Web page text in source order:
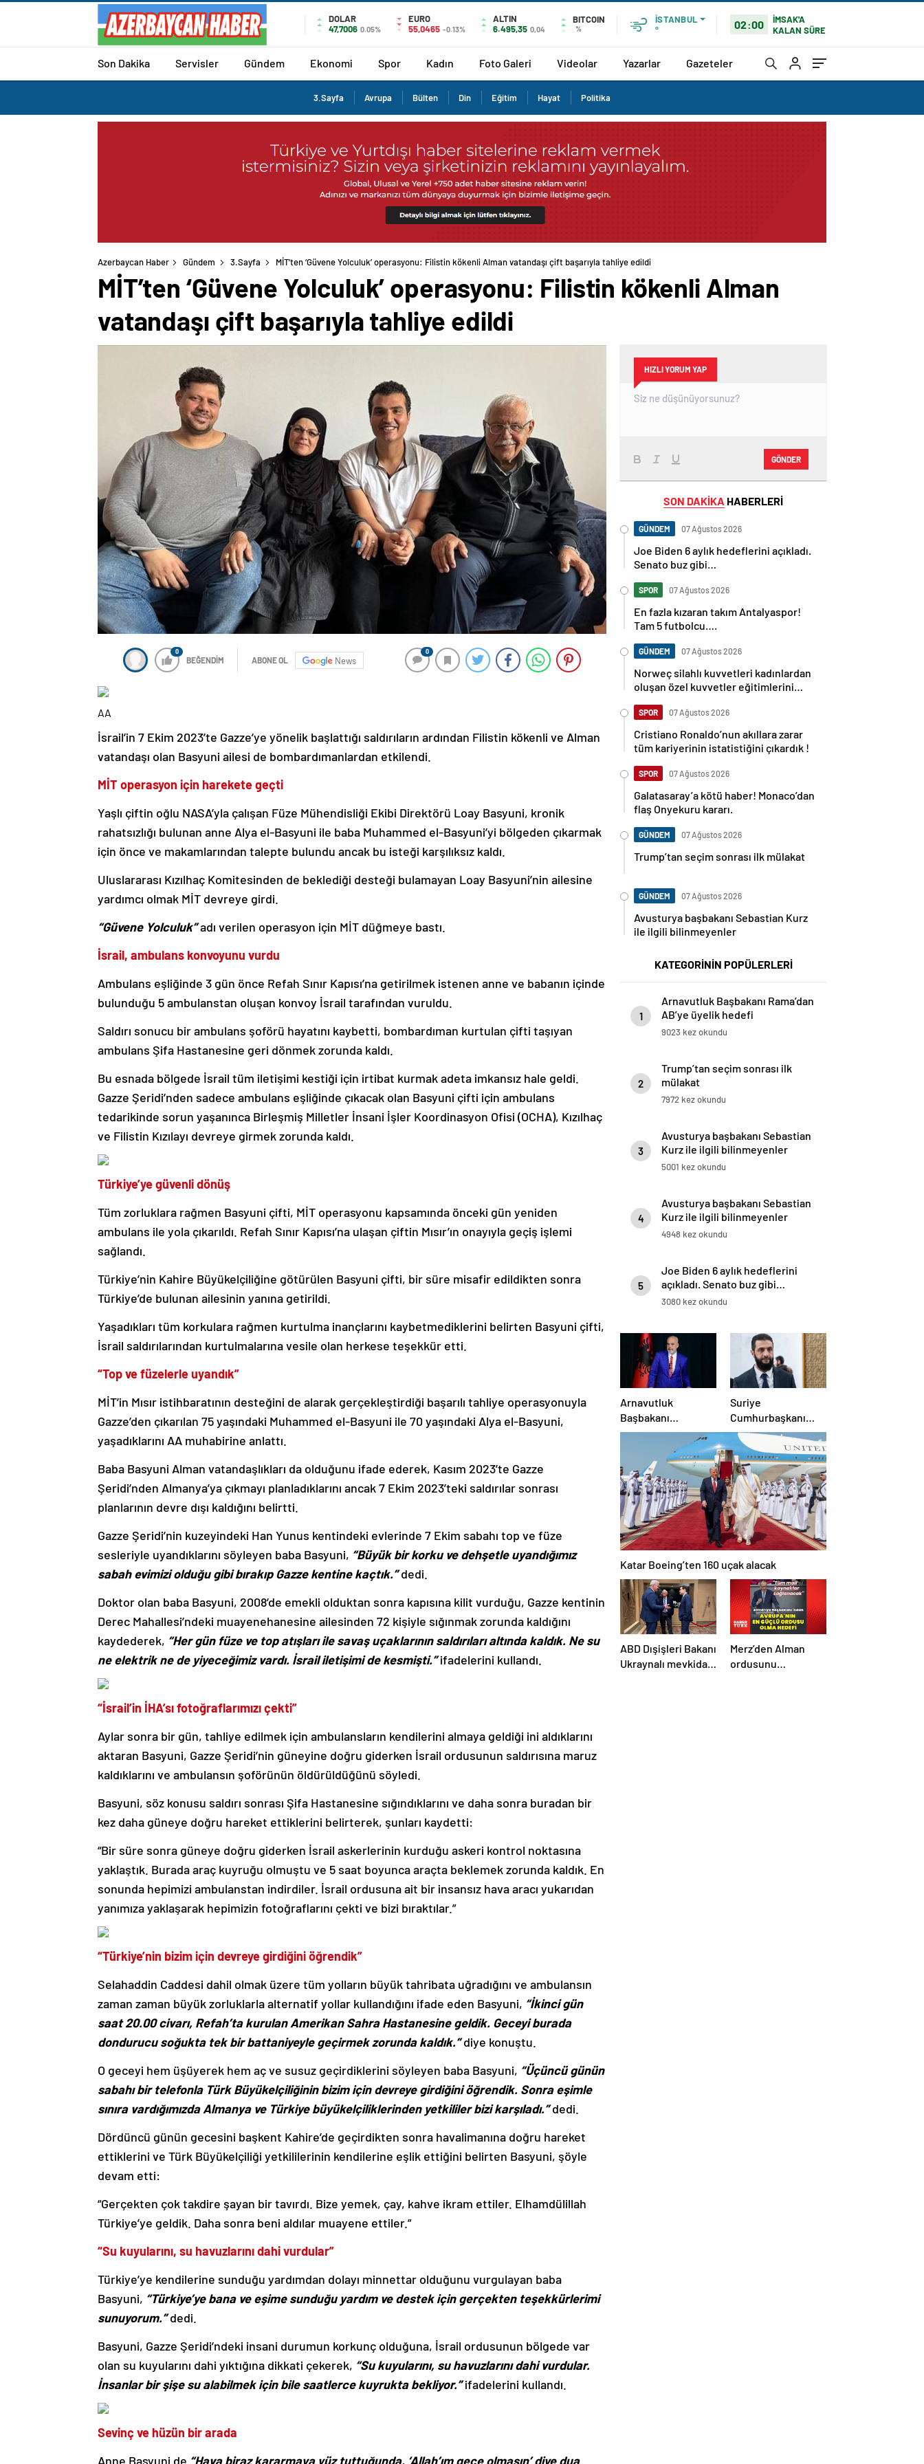
DOLAR
47,7006 0.05%
EURO
55,0465 -0.13%
ALTIN
6.495,35 0,04
BITCOIN
%
İSTANBUL
°
02:00
İMSAK'A
KALAN SÜRE
Son Dakika Servisler Gündem Ekonomi Spor Kadın Foto Galeri Videolar Yazarlar Gazeteler
3.Sayfa Avrupa Bülten Din Eğitim Hayat Politika
Azerbaycan Haber Gündem 3.Sayfa MİT’ten ‘Güvene Yolculuk’ operasyonu: Filistin kökenli Alman vatandaşı çift başarıyla tahliye edildi
MİT’ten ‘Güvene Yolculuk’ operasyonu: Filistin kökenli Alman
vatandaşı çift başarıyla tahliye edildi
0
BEĞENDİM ABONE OL News
0
AA
İsrail’in 7 Ekim 2023’te Gazze’ye yönelik başlattığı saldırıların ardından Filistin kökenli ve Alman
vatandaşı olan Basyuni ailesi de bombardımanlardan etkilendi.
MİT operasyon için harekete geçti
Yaşlı çiftin oğlu NASA’yla çalışan Füze Mühendisliği Ekibi Direktörü Loay Basyuni, kronik
rahatsızlığı bulunan anne Alya el-Basyuni ile baba Muhammed el-Basyuni’yi bölgeden çıkarmak
için önce ve makamlarından talepte bulundu ancak bu isteği karşılıksız kaldı.
Uluslararası Kızılhaç Komitesinden de beklediği desteği bulamayan Loay Basyuni’nin ailesine
yardımcı olmak MİT devreye girdi.
“Güvene Yolculuk”adı verilen operasyon için MİT düğmeye bastı.
İsrail, ambulans konvoyunu vurdu
Ambulans eşliğinde 3 gün önce Refah Sınır Kapısı’na getirilmek istenen anne ve babanın içinde
bulunduğu 5 ambulanstan oluşan konvoy İsrail tarafından vuruldu.
Saldırı sonucu bir ambulans şoförü hayatını kaybetti, bombardıman kurtulan çifti taşıyan
ambulans Şifa Hastanesine geri dönmek zorunda kaldı.
Bu esnada bölgede İsrail tüm iletişimi kestiği için irtibat kurmak adeta imkansız hale geldi.
Gazze Şeridi’nden sadece ambulans eşliğinde çıkacak olan Basyuni çifti için ambulans
tedarikinde sorun yaşanınca Birleşmiş Milletler İnsani İşler Koordinasyon Ofisi (OCHA), Kızılhaç
ve Filistin Kızılayı devreye girmek zorunda kaldı.
Türkiye’ye güvenli dönüş
Tüm zorluklara rağmen Basyuni çifti, MİT operasyonu kapsamında önceki gün yeniden
ambulans ile yola çıkarıldı. Refah Sınır Kapısı’na ulaşan çiftin Mısır’ın onayıyla geçiş işlemi
sağlandı.
Türkiye’nin Kahire Büyükelçiliğine götürülen Basyuni çifti, bir süre misafir edildikten sonra
Türkiye’de bulunan ailesinin yanına getirildi.
Yaşadıkları tüm korkulara rağmen kurtulma inançlarını kaybetmediklerini belirten Basyuni çifti,
İsrail saldırılarından kurtulmalarına vesile olan herkese teşekkür etti.
“Top ve füzelerle uyandık”
MİT’in Mısır istihbaratının desteğini de alarak gerçekleştirdiği başarılı tahliye operasyonuyla
Gazze’den çıkarılan 75 yaşındaki Muhammed el-Basyuni ile 70 yaşındaki Alya el-Basyuni,
yaşadıklarını AA muhabirine anlattı.
Baba Basyuni Alman vatandaşlıkları da olduğunu ifade ederek, Kasım 2023’te Gazze
Şeridi’nden Almanya’ya çıkmayı planladıklarını ancak 7 Ekim 2023’teki saldırılar sonrası
planlarının devre dışı kaldığını belirtti.
Gazze Şeridi’nin kuzeyindeki Han Yunus kentindeki evlerinde 7 Ekim sabahı top ve füze
sesleriyle uyandıklarını söyleyen baba Basyuni, “Büyük bir korku ve dehşetle uyandığımız
sabah evimizi olduğu gibi bırakıp Gazze kentine kaçtık.”dedi.
Doktor olan baba Basyuni, 2008’de emekli olduktan sonra kapısına kilit vurduğu, Gazze kentinin
Derec Mahallesi’ndeki muayenehanesine ailesinden 72 kişiyle sığınmak zorunda kaldığını
kaydederek, “Her gün füze ve top atışları ile savaş uçaklarının saldırıları altında kaldık. Ne su
ne elektrik ne de yiyeceğimiz vardı. İsrail iletişimi de kesmişti.”ifadelerini kullandı.
“İsrail’in İHA’sı fotoğraflarımızı çekti”
Aylar sonra bir gün, tahliye edilmek için ambulansların kendilerini almaya geldiği ini aldıklarını
aktaran Basyuni, Gazze Şeridi’nin güneyine doğru giderken İsrail ordusunun saldırısına maruz
kaldıklarını ve ambulansın şoförünün öldürüldüğünü söyledi.
Basyuni, söz konusu saldırı sonrası Şifa Hastanesine sığındıklarını ve daha sonra buradan bir
kez daha güneye doğru hareket ettiklerini belirterek, şunları kaydetti:
“Bir süre sonra güneye doğru giderken İsrail askerlerinin kurduğu askeri kontrol noktasına
yaklaştık. Burada araç kuyruğu olmuştu ve 5 saat boyunca araçta beklemek zorunda kaldık. En
sonunda hepimizi ambulanstan indirdiler. İsrail ordusuna ait bir insansız hava aracı yukarıdan
yanımıza yaklaşarak hepimizin fotoğraflarını çekti ve bizi bıraktılar.”
“Türkiye’nin bizim için devreye girdiğini öğrendik”
Selahaddin Caddesi dahil olmak üzere tüm yolların büyük tahribata uğradığını ve ambulansın
zaman zaman büyük zorluklarla alternatif yollar kullandığını ifade eden Basyuni, “İkinci gün
saat 20.00 civarı, Refah’ta kurulan Amerikan Sahra Hastanesine geldik. Geceyi burada
dondurucu soğukta tek bir battaniyeyle geçirmek zorunda kaldık.”diye konuştu.
O geceyi hem üşüyerek hem aç ve susuz geçirdiklerini söyleyen baba Basyuni, “Üçüncü günün
sabahı bir telefonla Türk Büyükelçiliğinin bizim için devreye girdiğini öğrendik. Sonra eşimle
sınıra vardığımızda Almanya ve Türkiye büyükelçiliklerinden yetkililer bizi karşıladı.”dedi.
Dördüncü günün gecesini başkent Kahire’de geçirdikten sonra havalimanına doğru hareket
ettiklerini ve Türk Büyükelçiliği yetkililerinin kendilerine eşlik ettiğini belirten Basyuni, şöyle
devam etti:
“Gerçekten çok takdire şayan bir tavırdı. Bize yemek, çay, kahve ikram ettiler. Elhamdülillah
Türkiye’ye geldik. Daha sonra beni aldılar muayene ettiler.”
“Su kuyularını, su havuzlarını dahi vurdular”
Türkiye’ye kendilerine sunduğu yardımdan dolayı minnettar olduğunu vurgulayan baba
Basyuni, “Türkiye’ye bana ve eşime sunduğu yardım ve destek için gerçekten teşekkürlerimi
sunuyorum.”dedi.
Basyuni, Gazze Şeridi’ndeki insani durumun korkunç olduğuna, İsrail ordusunun bölgede var
olan su kuyularını dahi yıktığına dikkati çekerek, “Su kuyularını, su havuzlarını dahi vurdular.
İnsanlar bir şişe su alabilmek için bile saatlerce kuyrukta bekliyor.”ifadelerini kullandı.
Sevinç ve hüzün bir arada
Anne Basyuni de “Hava biraz kararmaya yüz tuttuğunda, ‘Allah’ım gece olmasın’ diye dua
HIZLI YORUM YAP
GÖNDER
SON DAKİKA HABERLERİ
GÜNDEM 07 Ağustos 2026
Joe Biden 6 aylık hedeflerini açıkladı.
Senato buz gibi…
SPOR 07 Ağustos 2026
En fazla kızaran takım Antalyaspor!
Tam 5 futbolcu….
GÜNDEM 07 Ağustos 2026
Norweç silahlı kuvvetleri kadınlardan
oluşan özel kuvvetler eğitimlerini
SPOR 07 Ağustos 2026
Cristiano Ronaldo’nun akıllara zarar
tüm kariyerinin istatistiğini çıkardık !
SPOR 07 Ağustos 2026
Galatasaray’a kötü haber! Monaco’dan
flaş Onyekuru kararı.
GÜNDEM 07 Ağustos 2026
Trump’tan seçim sonrası ilk mülakat
GÜNDEM 07 Ağustos 2026
Avusturya başbakanı Sebastian Kurz
ile ilgili bilinmeyenler
KATEGORİNİN POPÜLERLERİ
1
Arnavutluk Başbakanı Rama’dan
AB’ye üyelik hedefi
9023 kez okundu
2
Trump’tan seçim sonrası ilk
mülakat
7972 kez okundu
3
Avusturya başbakanı Sebastian
Kurz ile ilgili bilinmeyenler
5001 kez okundu
4
Avusturya başbakanı Sebastian
Kurz ile ilgili bilinmeyenler
4948 kez okundu
5
Joe Biden 6 aylık hedeflerini
açıkladı. Senato buz gibi…
3080 kez okundu
Arnavutluk
Başbakanı
Rama’dan AB’ye
üyelik hedefi
Suriye
Cumhurbaşkanı
Şara: Erdoğan
sözünü yerine
getirdi. Trump’a da
çok teşekkür
ederim
Katar Boeing’ten 160 uçak alacak
ABD Dışişleri Bakanı
Ukraynalı mevkidaşı
Merz’den Alman
ordusunu